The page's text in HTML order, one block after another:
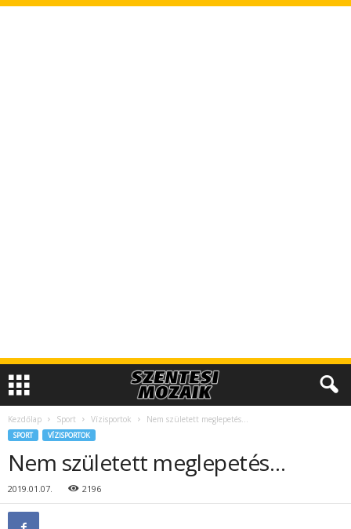
Kezdőlap Sport Vízisportok Nem született meglepetés…
SPORT VÍZISPORTOK
Nem született meglepetés…
2019.01.07. 2196